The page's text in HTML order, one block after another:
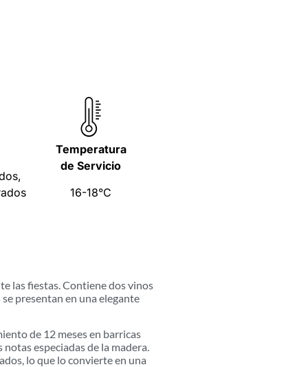
Temperatura
de Servicio
16-18°C
las fiestas. Contiene dos vinos
presentan en una elegante
de 12 meses en barricas
especiadas de la madera.
lo que lo convierte en una